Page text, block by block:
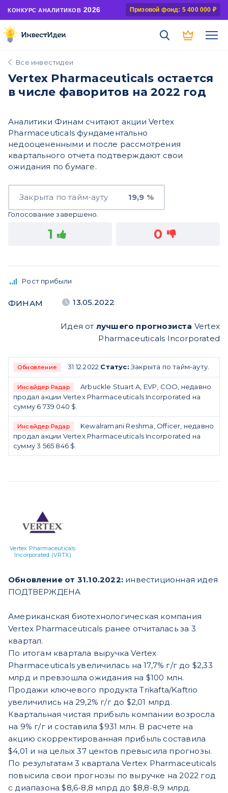
КОНКУРС АНАЛИТИКОВ 2026 Призовой фонд: 5 400 000 ₽
Все инвестидеи
Vertex Pharmaceuticals остается
в числе фаворитов на 2022 год
Аналитики Финам считают акции Vertex
Pharmaceuticals фундаментально
недооцененными и после рассмотрения
квартального отчета подтверждают свои
ожидания по бумаге.
Закрыта по тайм-ауту 19,9 %
Голосование завершено.
1 0
Рост прибыли
ФИНАМ 13.05.2022
Идея от лучшего прогнозиста Vertex
Pharmaceuticals Incorporated
Обновление 31.12.2022 Статус: Закрыта по тайм-ауту.
Инсайдер Радар
Arbuckle Stuart A, EVP, COO, недавно
продал акции Vertex Pharmaceuticals Incorporated на
сумму 6 739 040 $.
Инсайдер Радар
Kewalramani Reshma, Officer, недавно
продал акции Vertex Pharmaceuticals Incorporated на
сумму 3 565 846 $.
Vertex Pharmaceuticals
Incorporated (VRTX)
Обновление от 31.10.2022: инвестиционная идея
ПОДТВЕРЖДЕНА
Американская биотехнологическая компания
Vertex Pharmaceuticals ранее отчиталась за 3
квартал.
По итогам квартала выручка Vertex
Pharmaceuticals увеличилась на 17,7% г/г до $2,33
млрд и превзошла ожидания на $100 млн.
Продажи ключевого продукта Trikafta/Kaftrio
увеличились на 29,2% г/г до $2,01 млрд.
Квартальная чистая прибыль компании возросла
на 9% г/г и составила $931 млн. В расчете на
акцию скорректированная прибыль составила
$4,01 и на целых 37 центов превысила прогнозы.
По результатам 3 квартала Vertex Pharmaceuticals
повысила свои прогнозы по выручке на 2022 год
с диапазона $8,6-8,8 млрд до $8,8-8,9 млрд.